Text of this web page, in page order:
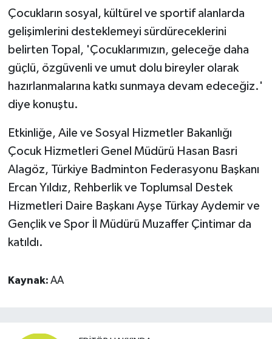
Çocukların sosyal, kültürel ve sportif alanlarda
gelişimlerini desteklemeyi sürdüreceklerini
belirten Topal, 'Çocuklarımızın, geleceğe daha
güçlü, özgüvenli ve umut dolu bireyler olarak
hazırlanmalarına katkı sunmaya devam edeceğiz.'
diye konuştu.
Etkinliğe, Aile ve Sosyal Hizmetler Bakanlığı
Çocuk Hizmetleri Genel Müdürü Hasan Basri
Alagöz, Türkiye Badminton Federasyonu Başkanı
Ercan Yıldız, Rehberlik ve Toplumsal Destek
Hizmetleri Daire Başkanı Ayşe Türkay Aydemir ve
Gençlik ve Spor İl Müdürü Muzaffer Çintimar da
katıldı.
Kaynak: AA